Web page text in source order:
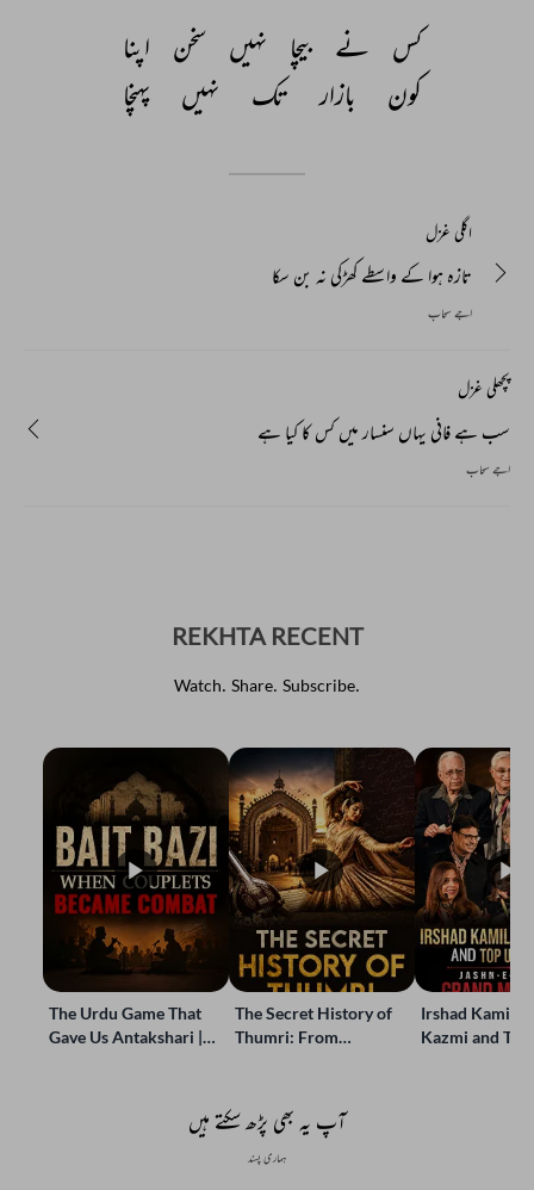
کس
نے بیچا نہیں سخن
اپنا
کون
بازار تک نہیں پہنچا
اگلی غزل
تازہ ہوا کے واسطے کھڑکی نہ بن سکا
اجے سحاب
پچھلی غزل
سب ہے فانی یہاں سنسار میں کس کا کیا ہے
اجے سحاب
REKHTA RECENT
Watch. Share. Subscribe.
The Urdu Game That
Gave Us Antakshari |
The Secret History of
Thumri: From
Irshad Kamil,
Kazmi and
آپ یہ بھی پڑھ سکتے ہیں
ہماری پسند